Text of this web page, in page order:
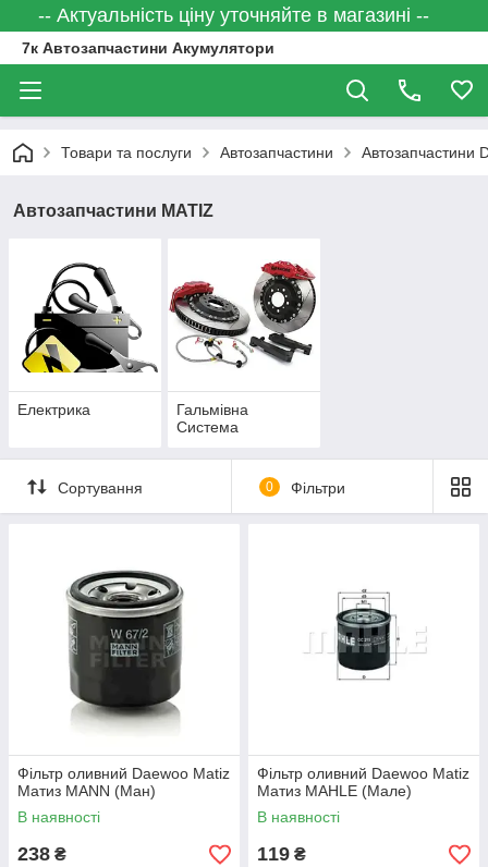
-- Актуальність ціну уточняйте в магазині --
7к Автозапчастини Акумулятори
Товари та послуги Автозапчастини Автозапчастини
Автозапчастини MATIZ
Електрика
Гальмівна
Система
Сортування 0 Фільтри
Фільтр оливний Daewoo Matiz
Матиз MANN (Ман)
В наявності
238 ₴
Фільтр оливний Daewoo Matiz
Матиз MAHLE (Мале)
В наявності
119 ₴